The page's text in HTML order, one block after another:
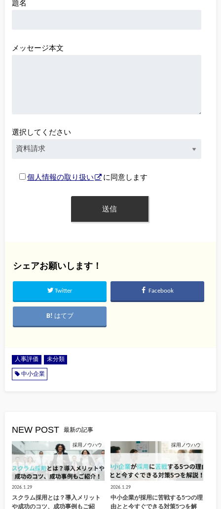
題名
メッセージ本文
選択してください
個人情報の取り扱い に同意します
シェアお願いします！
Twitter Facebook
はてブ
人事評価 未分類
中小企業
NEW POST 最新の記事
採用ノウハウ
2026.1.29
スクラム採用とは？導入メリット
や成功のコツ、成功事例もご紹
採用ノウハウ
2026.1.29
中小企業が採用に苦戦する5つの理
由とと今すぐできる対策5つを解